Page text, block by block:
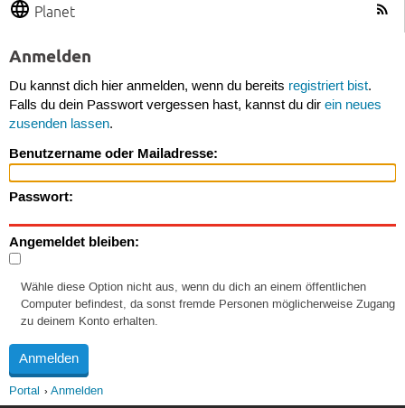
Planet
Anmelden
Du kannst dich hier anmelden, wenn du bereits registriert bist.
Falls du dein Passwort vergessen hast, kannst du dir ein neues
zusenden lassen.
Benutzername oder Mailadresse:
Passwort:
Angemeldet bleiben:
Wähle diese Option nicht aus, wenn du dich an einem öffentlichen
Computer befindest, da sonst fremde Personen möglicherweise Zugang
zu deinem Konto erhalten.
Portal Anmelden